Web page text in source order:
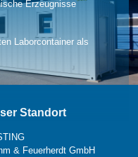
Erzeugnisse
Laborcontainer als
Standort
& Feuerherdt GmbH